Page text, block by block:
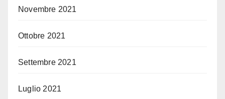
Novembre 2021
Ottobre 2021
Settembre 2021
Luglio 2021